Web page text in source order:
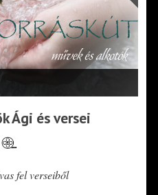
Ági és versei
fel verseiből